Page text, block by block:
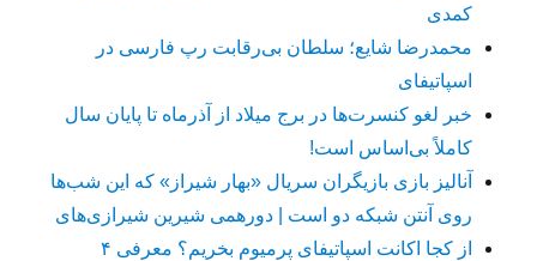
کمدی
محمدرضا شایع؛ سلطان بی‌رقابت رپ فارسی در
اسپاتیفای
خبر لغو کنسرت‌ها در برج میلاد از آذرماه تا پایان سال
کاملاً بی‌اساس است!
آنالیز بازی بازیگران سریال «بهار شیراز» که این شب‌ها
روی آنتن شبکه دو است | دورهمی شیرین شیرازی‌های
از کجا اکانت اسپاتیفای پرمیوم بخریم؟ معرفی ۴